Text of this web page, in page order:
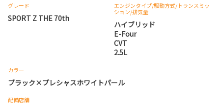
グレード
SPORT Z THE 70th
エンジンタイプ/駆動方式/トランスミッ
ション/排気量
ハイブリッド
E-Four
CVT
2.5L
カラー
ブラック×プレシャスホワイトパール
配備店舗